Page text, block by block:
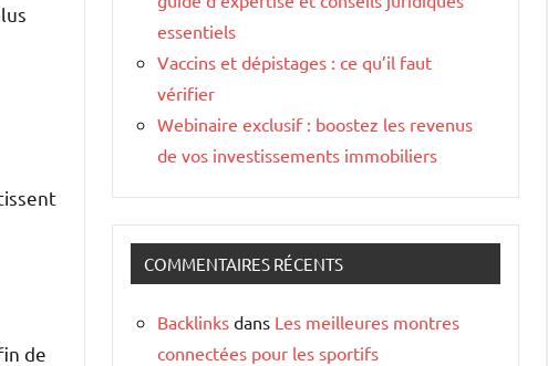
de
essentiels
Vaccins et dépistages : ce qu’il faut
vérifier
Webinaire exclusif : boostez les revenus
de vos investissements immobiliers
COMMENTAIRES RÉCENTS
Backlinks dans Les meilleures montres
connectées pour les sportifs